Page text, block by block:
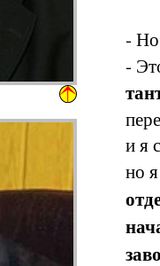
-
-
и я
но